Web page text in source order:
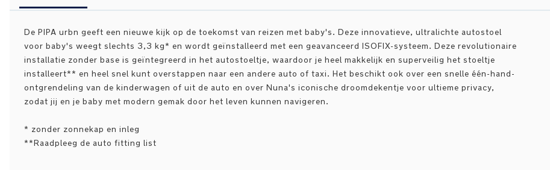
De PIPA urbn geeft een nieuwe kijk op de toekomst van reizen met baby's. Deze innovatieve, ultralichte autostoel
voor baby's weegt slechts 3,3 kg* en wordt geïnstalleerd met een geavanceerd ISOFIX-systeem. Deze revolutionaire
installatie zonder base is geïntegreerd in het autostoeltje, waardoor je heel makkelijk en superveilig het stoeltje
installeert** en heel snel kunt overstappen naar een andere auto of taxi. Het beschikt ook over een snelle één-hand-
ontgrendeling van de kinderwagen of uit de auto en over Nuna's iconische droomdekentje voor ultieme privacy,
zodat jij en je baby met modern gemak door het leven kunnen navigeren.
* zonder zonnekap en inleg
**Raadpleeg de auto fitting list